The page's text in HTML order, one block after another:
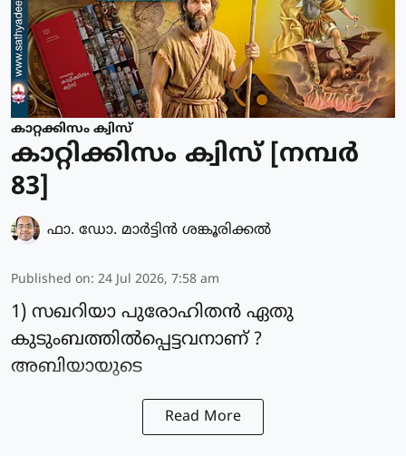
കാറ്റക്കിസം ക്വിസ്
കാറ്റിക്കിസം ക്വിസ് [നമ്പര്‍
83]
ഫാ. ഡോ. മാര്‍ട്ടിന്‍ ശങ്കൂരിക്കല്‍
Published on: 24 Jul 2026, 7:58 am
1) സഖറിയാ പുരോഹിതൻ ഏതു
കുടുംബത്തിൽപ്പെട്ടവനാണ് ?
അബിയായുടെ
Read More